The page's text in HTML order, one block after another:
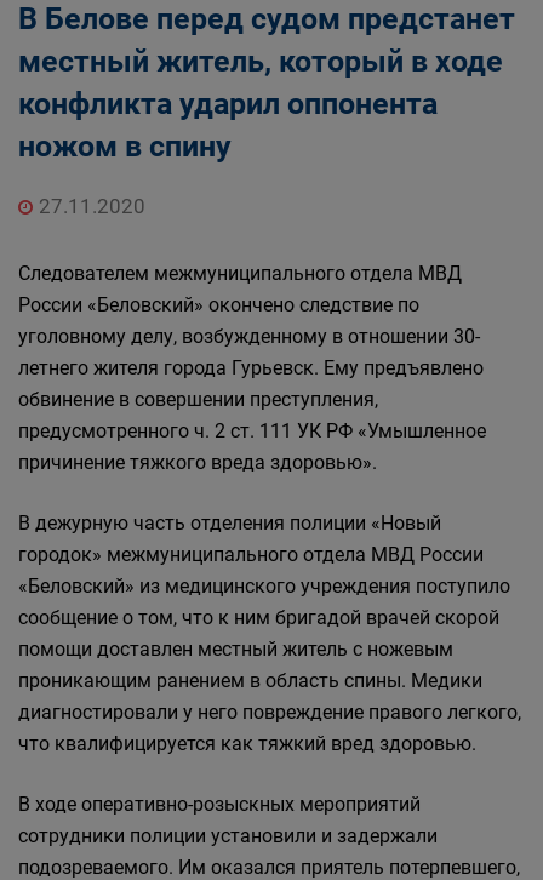
В Белове перед судом предстанет
местный житель, который в ходе
конфликта ударил оппонента
ножом в спину
27.11.2020
Следователем межмуниципального отдела МВД
России «Беловский» окончено следствие по
уголовному делу, возбужденному в отношении 30-
летнего жителя города Гурьевск. Ему предъявлено
обвинение в совершении преступления,
предусмотренного ч. 2 ст. 111 УК РФ «Умышленное
причинение тяжкого вреда здоровью».
В дежурную часть отделения полиции «Новый
городок» межмуниципального отдела МВД России
«Беловский» из медицинского учреждения поступило
сообщение о том, что к ним бригадой врачей скорой
помощи доставлен местный житель с ножевым
проникающим ранением в область спины. Медики
диагностировали у него повреждение правого легкого,
что квалифицируется как тяжкий вред здоровью.
В ходе оперативно-розыскных мероприятий
сотрудники полиции установили и задержали
подозреваемого. Им оказался приятель потерпевшего,